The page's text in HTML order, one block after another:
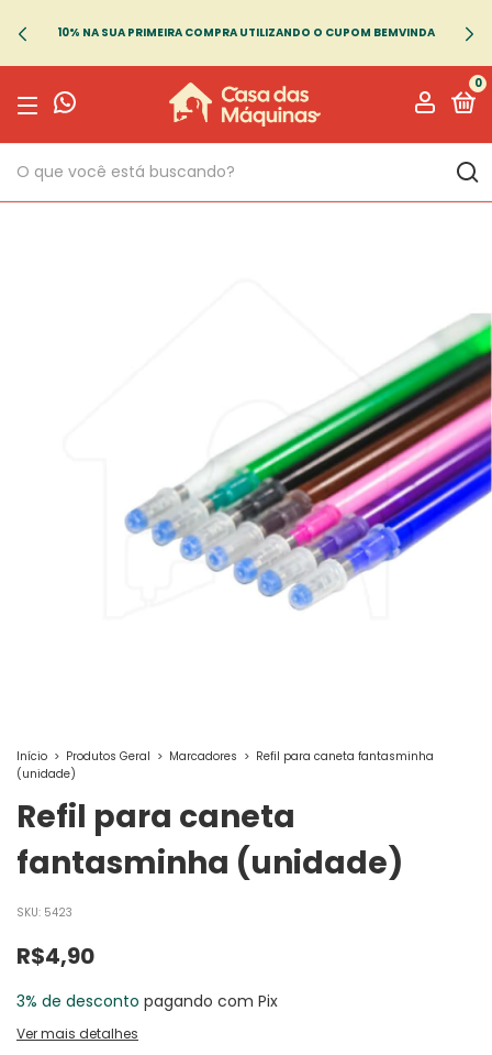
10% NA SUA PRIMEIRA COMPRA UTILIZANDO O CUPOM BEMVINDA
0
Início > Produtos Geral > Marcadores > Refil para caneta fantasminha
(unidade)
Refil para caneta
fantasminha (unidade)
SKU: 5423
R$4,90
3% de desconto pagando com Pix
Ver mais detalhes